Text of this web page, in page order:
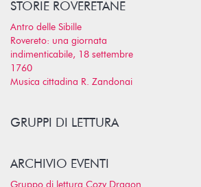
STORIE ROVERETANE
Antro delle Sibille
Rovereto: una giornata
indimenticabile, 18 settembre
1760
Musica cittadina R. Zandonai
GRUPPI DI LETTURA
ARCHIVIO EVENTI
Gruppo di lettura Cozy Dragon